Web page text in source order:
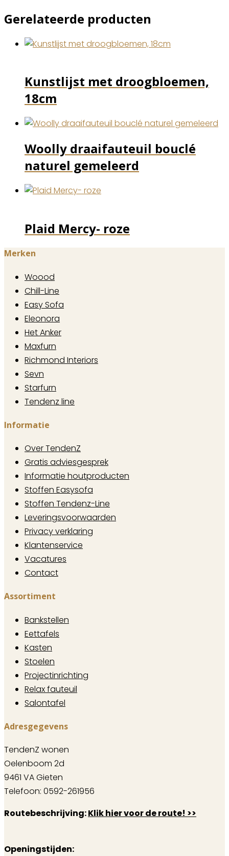
Gerelateerde producten
Kunstlijst met droogbloemen,
18cm
Woolly draaifauteuil bouclé
naturel gemeleerd
Plaid Mercy- roze
Merken
Woood
Chill-Line
Easy Sofa
Eleonora
Het Anker
Maxfurn
Richmond Interiors
Sevn
Starfurn
Tendenz line
Informatie
Over TendenZ
Gratis adviesgesprek
Informatie houtproducten
Stoffen Easysofa
Stoffen Tendenz-Line
Leveringsvoorwaarden
Privacy verklaring
Klantenservice
Vacatures
Contact
Assortiment
Bankstellen
Eettafels
Kasten
Stoelen
Projectinrichting
Relax fauteuil
Salontafel
Adresgegevens
TendenZ wonen
Oelenboom 2d
9461 VA Gieten
Telefoon: 0592-261956
Routebeschrijving:Klik hier voor de route! >>
Openingstijden: